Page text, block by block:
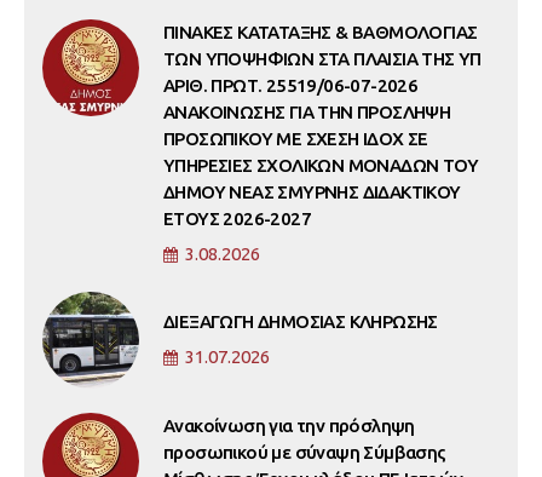
ΠΙΝΑΚΕΣ ΚΑΤΑΤΑΞΗΣ & ΒΑΘΜΟΛΟΓΙΑΣ
ΤΩΝ ΥΠΟΨΗΦΙΩΝ ΣΤΑ ΠΛΑΙΣΙΑ ΤΗΣ ΥΠ
ΑΡΙΘ. ΠΡΩΤ. 25519/06-07-2026
ΑΝΑΚΟΙΝΩΣΗΣ ΓΙΑ ΤΗΝ ΠΡΟΣΛΗΨΗ
ΠΡΟΣΩΠΙΚΟΥ ΜΕ ΣΧΕΣΗ ΙΔΟΧ ΣΕ
ΥΠΗΡΕΣΙΕΣ ΣΧΟΛΙΚΩΝ ΜΟΝΑΔΩΝ ΤΟΥ
ΔΗΜΟΥ ΝΕΑΣ ΣΜΥΡΝΗΣ ΔΙΔΑΚΤΙΚΟΥ
ΕΤΟΥΣ 2026-2027
3.08.2026
ΔΙΕΞΑΓΩΓΗ ΔΗΜΟΣΙΑΣ ΚΛΗΡΩΣΗΣ
31.07.2026
Ανακοίνωση για την πρόσληψη
προσωπικού με σύναψη Σύμβασης